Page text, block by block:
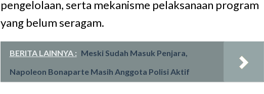
pengelolaan, serta mekanisme pelaksanaan program
yang belum seragam.
BERITA LAINNYA : Meski Sudah Masuk Penjara,
Napoleon Bonaparte Masih Anggota Polisi Aktif